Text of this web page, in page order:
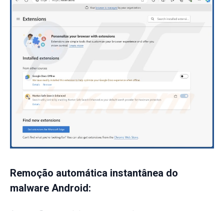
Remoção automática instantânea do
malware Android: